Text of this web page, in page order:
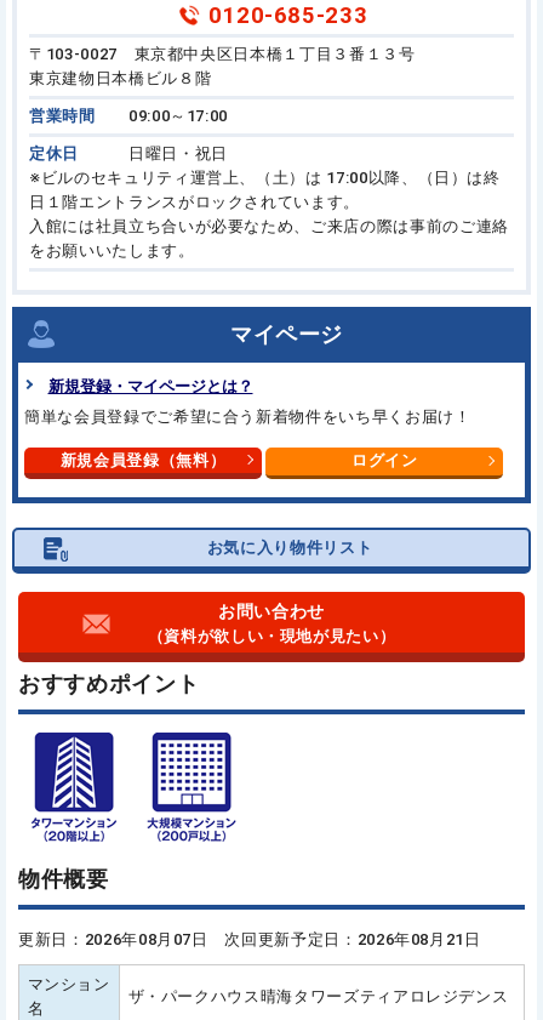
0120-685-233
〒103-0027 東京都中央区日本橋１丁目３番１３号
東京建物日本橋ビル８階
営業時間 09:00～17:00
定休日
日曜日・祝日
※ビルのセキュリティ運営上、（土）は 17:00以降、（日）は終
日１階エントランスがロックされています。
入館には社員立ち合いが必要なため、ご来店の際は事前のご連絡
をお願いいたします。
マイページ
新規登録・マイページとは？
簡単な会員登録でご希望に合う 新着物件をいち早くお届け！
新規会員登録（無料） ログイン
お気に入り物件リスト
お問い合わせ
（資料が欲しい・現地が見たい）
おすすめポイント
物件概要
更新日：2026年08月07日 次回更新予定日：2026年08月21日
マンション
名
ザ・パークハウス晴海タワーズティアロレジデンス